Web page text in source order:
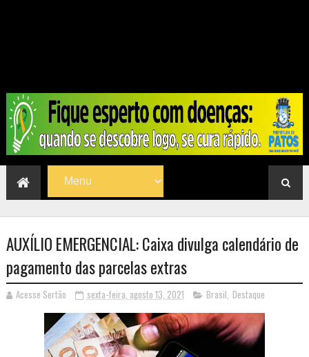
AUXÍLIO EMERGENCIAL: Caixa divulga calendário de
pagamento das parcelas extras
Acesse Sertão sexta-feira, agosto 13, 2021 Brasil, Destaque